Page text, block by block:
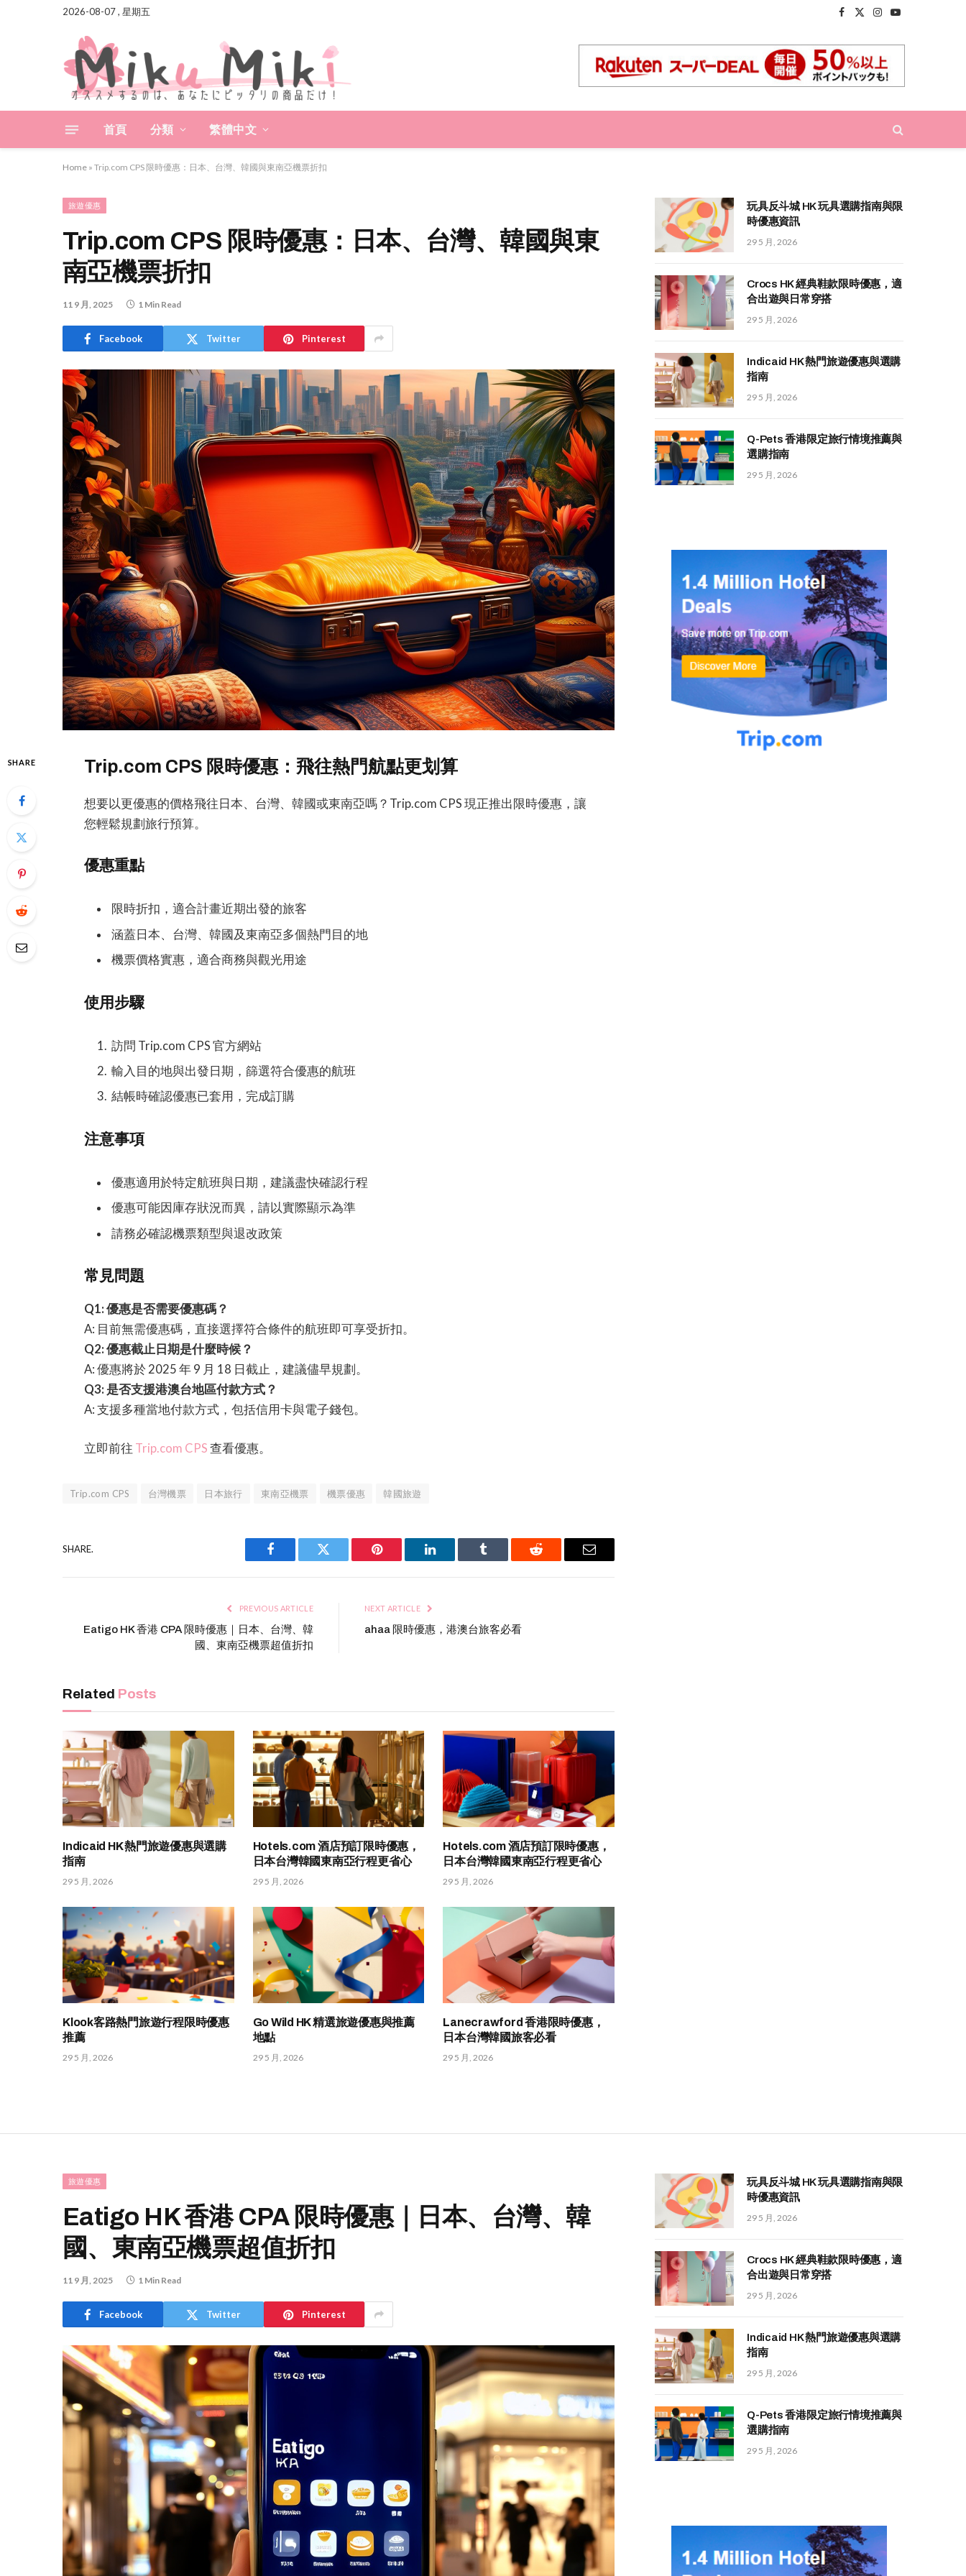
2026-08-07 , 星期五
Facebook
X
Instagram
YouTube
首頁 分類 繁體中文
Home » Trip.com CPS 限時優惠：日本、台灣、韓國與東南亞機票折扣
旅遊優惠
Trip.com CPS 限時優惠：日本、台灣、韓國與東
南亞機票折扣
11 9 月, 2025 1 Min Read
Facebook Twitter Pinterest
SHARE Trip.com CPS 限時優惠：飛往熱門航點更划算
想要以更優惠的價格飛往日本、台灣、韓國或東南亞嗎？Trip.com CPS 現正推出限時優惠，讓
您輕鬆規劃旅行預算。
優惠重點
限時折扣，適合計畫近期出發的旅客
涵蓋日本、台灣、韓國及東南亞多個熱門目的地
機票價格實惠，適合商務與觀光用途
使用步驟
訪問 Trip.com CPS 官方網站
輸入目的地與出發日期，篩選符合優惠的航班
結帳時確認優惠已套用，完成訂購
注意事項
優惠適用於特定航班與日期，建議盡快確認行程
優惠可能因庫存狀況而異，請以實際顯示為準
請務必確認機票類型與退改政策
常見問題
Q1: 優惠是否需要優惠碼？
A: 目前無需優惠碼，直接選擇符合條件的航班即可享受折扣。
Q2: 優惠截止日期是什麼時候？
A: 優惠將於 2025 年 9 月 18 日截止，建議儘早規劃。
Q3: 是否支援港澳台地區付款方式？
A: 支援多種當地付款方式，包括信用卡與電子錢包。
立即前往 Trip.com CPS 查看優惠。
Trip.com CPS 台灣機票 日本旅行 東南亞機票 機票優惠 韓國旅遊
SHARE.
Facebook Twitter Pinterest LinkedIn Tumblr Reddit Email
PREVIOUS ARTICLE
Eatigo HK 香港 CPA 限時優惠｜日本、台灣、韓
國、東南亞機票超值折扣
NEXT ARTICLE
ahaa 限時優惠，港澳台旅客必看
Related Posts
Indicaid HK 熱門旅遊優惠與選購
指南
29 5 月, 2026
Hotels.com 酒店預訂限時優惠，
日本台灣韓國東南亞行程更省心
29 5 月, 2026
Hotels.com 酒店預訂限時優惠，
日本台灣韓國東南亞行程更省心
29 5 月, 2026
Klook客路熱門旅遊行程限時優惠
推薦
29 5 月, 2026
Go Wild HK 精選旅遊優惠與推薦
地點
29 5 月, 2026
Lanecrawford 香港限時優惠，
日本台灣韓國旅客必看
29 5 月, 2026
玩具反斗城 HK 玩具選購指南與限
時優惠資訊
29 5 月, 2026
Crocs HK 經典鞋款限時優惠，適
合出遊與日常穿搭
29 5 月, 2026
Indicaid HK 熱門旅遊優惠與選購
指南
29 5 月, 2026
Q-Pets 香港限定旅行情境推薦與
選購指南
29 5 月, 2026
旅遊優惠
Eatigo HK 香港 CPA 限時優惠｜日本、台灣、韓
國、東南亞機票超值折扣
11 9 月, 2025 1 Min Read
Facebook Twitter Pinterest
玩具反斗城 HK 玩具選購指南與限
時優惠資訊
29 5 月, 2026
Crocs HK 經典鞋款限時優惠，適
合出遊與日常穿搭
29 5 月, 2026
Indicaid HK 熱門旅遊優惠與選購
指南
29 5 月, 2026
Q-Pets 香港限定旅行情境推薦與
選購指南
29 5 月, 2026